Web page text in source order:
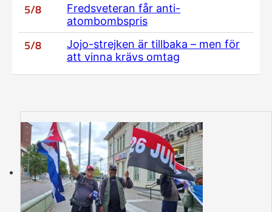
5/8
Fredsveteran får anti-
atombombspris
5/8
Jojo-strejken är tillbaka – men för
att vinna krävs omtag